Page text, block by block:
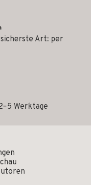
sicherste Art: per
Werktage